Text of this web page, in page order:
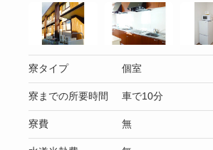
寮タイプ 個室
寮までの所要時間 車で10分
寮費 無